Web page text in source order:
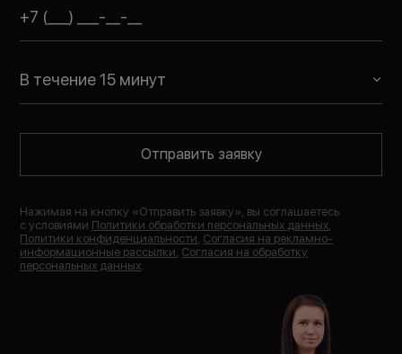
В течение 15 минут
Отправить заявку
Нажимая на кнопку «Отправить заявку», вы соглашаетесь
с условиями Политики обработки персональных данных
Политики конфиденциальности Согласия на рекламно-
информационные рассылки Согласия на обработку
персональных данных